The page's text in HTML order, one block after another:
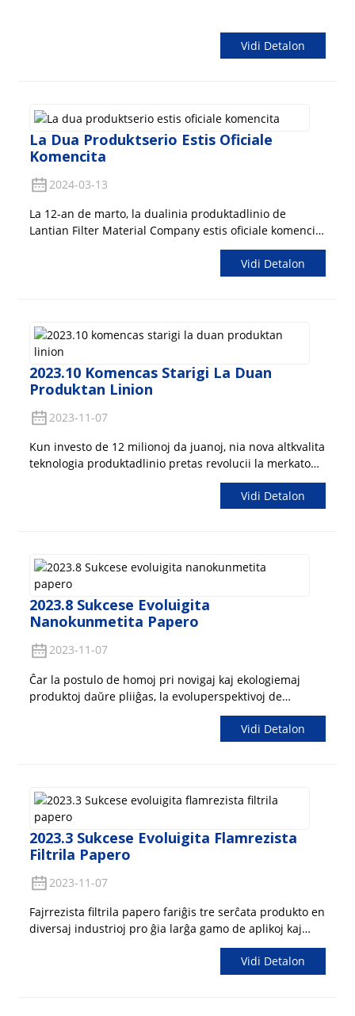
Vidi Detalon
La Dua Produktserio Estis Oficiale
Komencita
2024-03-13
La 12-an de marto, la dualinia produktadlinio de
Lantian Filter Material Company estis oficiale komencita
por provizi niajn klientojn per pli rapida livera efikeco
kaj pli bona produktokvalito. La ĉefa aero-filtrila papero
de nia kompanio, resaniga filtrila papero, komponita
Vidi Detalon
2023.10 Komencas Starigi La Duan
Produktan Linion
2023-11-07
Kun investo de 12 milionoj da juanoj, nia nova altkvalita
teknologia produktadlinio pretas revolucii la merkaton.
Ĉi tiu plej altnivela instalaĵo ofertas superan efikecon
en unuformeco, permeablo, frakturrezisto, rigideco kaj
multaj aliaj kritikaj aspektoj. La altnivelaj teknologioj kaj
plej gravaj faktoroj por certigi klientan kontenton estas
la unuformeco de niaj produktoj. Kun nia nova linio de
produktado, ni atingis rimarkindan konsistencon en
dikeco, denseco kaj teksturo. Ĉi tiu nivelo de precizeco
certigas, ke ĉiu produkto fabrikita plenumas la plej
altajn kvalitajn normojn. Niaj klientoj povas fidi nin por
provizi ilin per konsekvencaj kaj unuformaj materialoj
por plenumi iliajn bezonojn.
Vidi Detalon
2023.8 Sukcese Evoluigita
Nanokunmetita Papero
2023-11-07
Ĉar la postulo de homoj pri novigaj kaj ekologiemaj
produktoj daŭre pliiĝas, la evoluperspektivoj de
nanokunmetita filtrila papero estas sufiĉe larĝaj. Ni
rigardu pli detale la eblajn avantaĝojn kaj aplikojn de ĉi
tiu teknologio. Unu el la ĉefaj avantaĝoj de
Vidi Detalon
2023.3 Sukcese Evoluigita Flamrezista
Filtrila Papero
2023-11-07
Fajrrezista filtrila papero fariĝis tre serĉata produkto en
diversaj industrioj pro ĝia larĝa gamo de aplikoj kaj
avantaĝoj. Ni esploru pli detale la sekurecajn kaj
mediajn aspektojn kaj merkatajn konkurencivajn
avantaĝojn de flamo-rezistema filtrila papero. Sekureco
Vidi Detalon